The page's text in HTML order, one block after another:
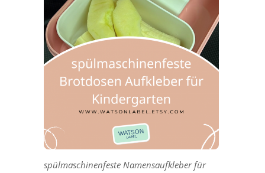
spülmaschinenfeste Namensaufkleber für